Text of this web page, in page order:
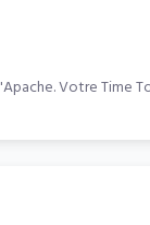
Votre Time